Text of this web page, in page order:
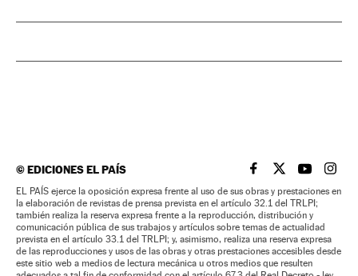
©EDICIONES EL PAÍS EL PAÍS BRASIL EN
EL PAÍSEL PAÍS
EL
EL PAÍS ejerce la oposición expresa frente al uso de sus obras y prestaciones en
la elaboración de revistas de prensa prevista en el artículo 32.1 del TRLPI;
también realiza la reserva expresa frente a la reproducción, distribución y
comunicación pública de sus trabajos y artículos sobre temas de actualidad
prevista en el artículo 33.1 del TRLPI; y, asimismo, realiza una reserva expresa
de las reproducciones y usos de las obras y otras prestaciones accesibles desde
este sitio web a medios de lectura mecánica u otros medios que resulten